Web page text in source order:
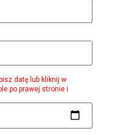
datę lub kliknij w
po prawej stronie i